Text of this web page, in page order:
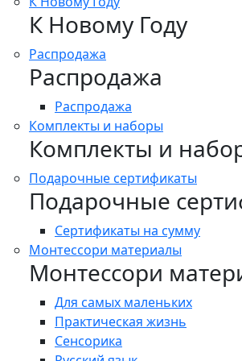
К Новому Году
Распродажа
Распродажа
Распродажа
Комплекты и наборы
Комплекты и
Подарочные сертификаты
Подарочные
Сертификаты на сумму
Монтессори материалы
Монтессори
Для самых маленьких
Практическая жизнь
Сенсорика